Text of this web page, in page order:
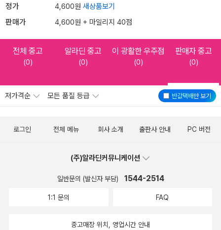
정가 4,600원 새상품보기
판매가 4,600원 + 마일리지 40점
전체 중고
(0)
알라딘 중고
(0)
이 광활한 우주점
(0)
판매자 중고
(0)
반값택배만 보기
저가격순 모든 품질 등급
로그인 전체 메뉴 회사 소개 출판사 안내 PC 버전
(주)알라딘커뮤니케이션
일반문의 (발신자 부담) 1544-2514
1:1 문의 FAQ
중고매장 위치, 영업시간 안내